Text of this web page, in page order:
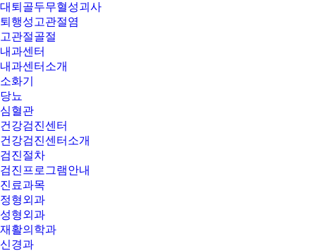
대퇴골두무혈성괴사
퇴행성고관절염
고관절골절
내과센터
내과센터소개
소화기
당뇨
심혈관
건강검진센터
건강검진센터소개
검진절차
검진프로그램안내
진료과목
정형외과
성형외과
재활의학과
신경과